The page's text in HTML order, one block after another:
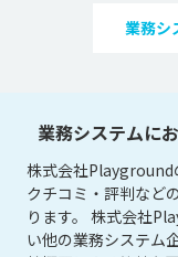
業務シ
業務システムに
株式会社Playground
クチコミ・評判など
ります。 株式会社
い他の業務システム